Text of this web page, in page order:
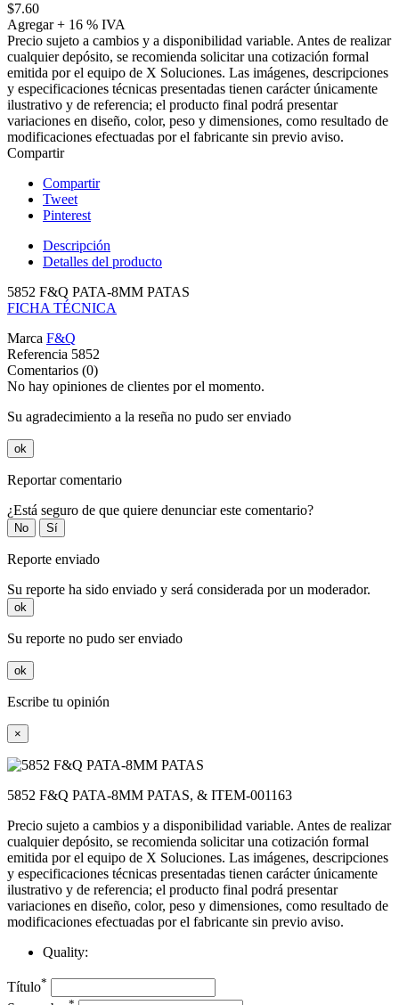
$7.60
Agregar + 16 % IVA
Precio sujeto a cambios y a disponibilidad variable. Antes de realizar
cualquier depósito, se recomienda solicitar una cotización formal
emitida por el equipo de X Soluciones. Las imágenes, descripciones
y especificaciones técnicas presentadas tienen carácter únicamente
ilustrativo y de referencia; el producto final podrá presentar
variaciones en diseño, color, peso y dimensiones, como resultado de
modificaciones efectuadas por el fabricante sin previo aviso.
Compartir
Compartir
Tweet
Pinterest
Descripción
Detalles del producto
5852 F&Q PATA-8MM PATAS
FICHA TÉCNICA
Marca F&Q
Referencia 5852
Comentarios (0)
No hay opiniones de clientes por el momento.
Su agradecimiento a la reseña no pudo ser enviado
ok
Reportar comentario
¿Está seguro de que quiere denunciar este comentario?
No Sí
Reporte enviado
Su reporte ha sido enviado y será considerada por un moderador.
ok
Su reporte no pudo ser enviado
ok
Escribe tu opinión
×
5852 F&Q PATA-8MM PATAS, & ITEM-001163
Precio sujeto a cambios y a disponibilidad variable. Antes de realizar
cualquier depósito, se recomienda solicitar una cotización formal
emitida por el equipo de X Soluciones. Las imágenes, descripciones
y especificaciones técnicas presentadas tienen carácter únicamente
ilustrativo y de referencia; el producto final podrá presentar
variaciones en diseño, color, peso y dimensiones, como resultado de
modificaciones efectuadas por el fabricante sin previo aviso.
Quality:
Título*